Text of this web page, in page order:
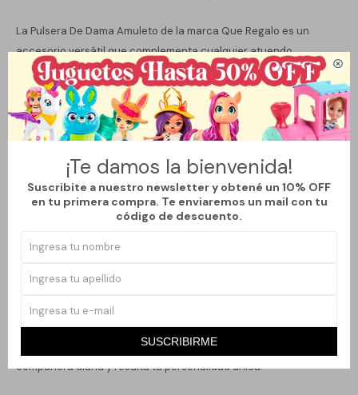

¡Te damos la bienvenida!
Suscribite a nuestro newsletter y obtené un 10% OFF
en tu primera compra. Te enviaremos un mail con tu
código de descuento.
SUSCRIBIRME
La Pulsera De Dama Amuleto de la marca Que Regalo es un
accesorio versátil que complementa cualquier atuendo.
Fabricada en cuerina de alta calidad, su diseño elegante y casual
la convierte en la opción ideal para el día a día. Disponible en
varios colores, permite una personalización fácil para adaptarse
a tu estilo personal. Con un talle único, esta pulsera garantiza
Su estilo casual la hace apropiada para diferentes ocasiones,
desde reuniones informales hasta salidas con amigos. Es un
accesorio que no solo embellece, sino que también refleja una
Pulsera Amuleto es perfecta para aquellas que valoran la moda y
Aporta un aire de sofisticación y significado en cada look,
permitiendo que cada día sea especial. Haz de esta pulsera tu
compañera diaria y resalta tu personalidad única.